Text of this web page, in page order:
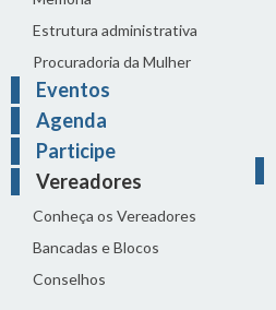
Estrutura administrativa
Procuradoria da Mulher
Eventos
Agenda
Participe
Vereadores
Conheça os Vereadores
Bancadas e Blocos
Conselhos